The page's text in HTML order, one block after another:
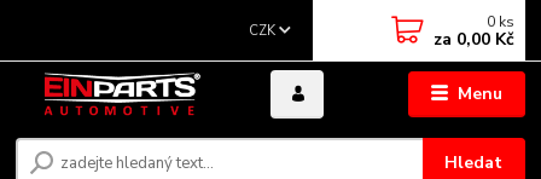
Menu
CZK
Hledat
0 ks
za 0,00 Kč